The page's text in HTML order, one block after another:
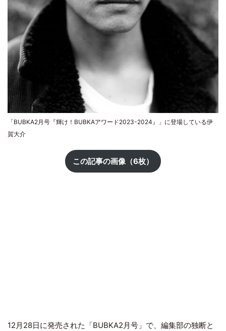
「BUBKA2月号『輝け！BUBKAアワード2023-2024』」に登場している伊
賀大介
この記事の画像（6枚）
12月28日に発売された「BUBKA2月号」で、編集部の独断と